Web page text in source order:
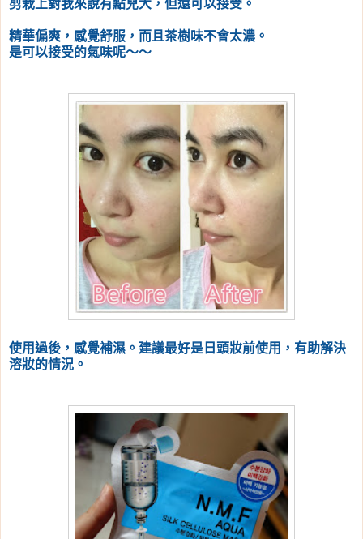
剪栽上對我來說有點兒大，但還可以接受。
精華偏爽，感覺舒服，而且茶樹味不會太濃。
是可以接受的氣味呢～～
使用過後，感覺補濕。建議最好是日頭妝前使用，有助解決
溶妝的情況。